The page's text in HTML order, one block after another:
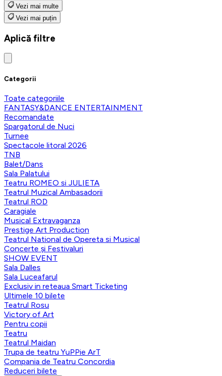
Vezi mai multe
Vezi mai puțin
Aplică filtre
Categorii
Toate categoriile
FANTASY&DANCE ENTERTAINMENT
Recomandate
Spargatorul de Nuci
Turnee
Spectacole litoral 2026
TNB
Balet/Dans
Sala Palatului
Teatru ROMEO si JULIETA
Teatrul Muzical Ambasadorii
Teatrul ROD
Caragiale
Musical Extravaganza
Prestige Art Production
Teatrul National de Opereta si Musical
Concerte și Festivaluri
SHOW EVENT
Sala Dalles
Sala Luceafarul
Exclusiv in reteaua Smart Ticketing
Ultimele 10 bilete
Teatrul Rosu
Victory of Art
Pentru copii
Teatru
Teatrul Maidan
Trupa de teatru YuPPie ArT
Compania de Teatru Concordia
Reduceri bilete